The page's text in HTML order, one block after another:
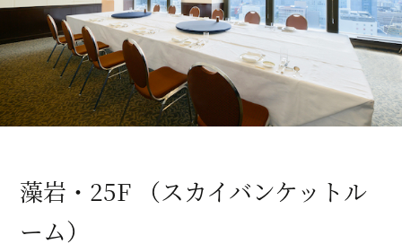
藻岩・25F （スカイバンケットル
ーム）